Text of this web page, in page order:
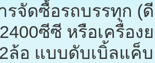
รจัดซื้อรถบรรทุก (
ซีซี หรือเครื่อ
ล้อ แบบดับเบิ้ลแค็